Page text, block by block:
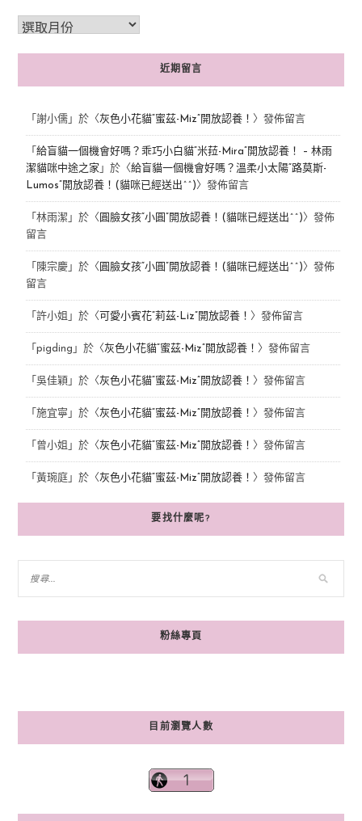
近期留言
「 謝小儒」於〈灰色小花貓“蜜茲-Miz”開放認養！ 〉發佈留言
「 給盲貓一個機會好嗎？乖巧小白貓“米菈-Mira”開放認養！ – 林雨
潔貓咪中途之家 」於〈給盲貓一個機會好嗎？溫柔小太陽“路莫斯-
Lumos”開放認養！(貓咪已經送出^^)〉發佈留言
「 林雨潔 」於〈 圓臉女孩“小圓”開放認養！(貓咪已經送出^^)〉發佈
留言
「 陳宗慶」於〈 圓臉女孩“小圓”開放認養！(貓咪已經送出^^)〉發佈
留言
「 許小姐 」於〈 可愛小賓花“莉茲-Liz”開放認養！ 〉發佈留言
「 pigding 」於〈灰色小花貓“蜜茲-Miz”開放認養！ 〉發佈留言
「 吳佳穎 」於〈灰色小花貓“蜜茲-Miz”開放認養！ 〉發佈留言
「 施宜寧 」於〈灰色小花貓“蜜茲-Miz”開放認養！ 〉發佈留言
「 曾小姐 」於〈灰色小花貓“蜜茲-Miz”開放認養！ 〉發佈留言
「 黃琬庭」於〈灰色小花貓“蜜茲-Miz”開放認養！ 〉發佈留言
要找什麼呢?
粉絲專頁
目前瀏覽人數